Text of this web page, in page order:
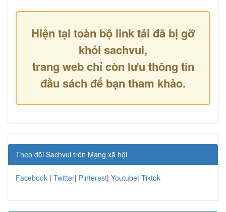
Hiện tại toàn bộ link tải đã bị gỡ
khỏi sachvui,
trang web chỉ còn lưu thông tin
đầu sách để bạn tham khảo.
Theo dõi Sachvui trên Mạng xã hội
Facebook | Twitter| Pinterest| Youtube| Tiktok